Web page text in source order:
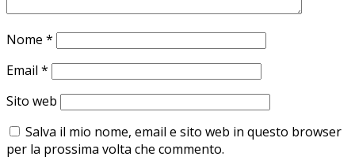
Nome *
Email *
Sito web
Salva il mio nome, email e sito web in questo browser
per la prossima volta che commento.